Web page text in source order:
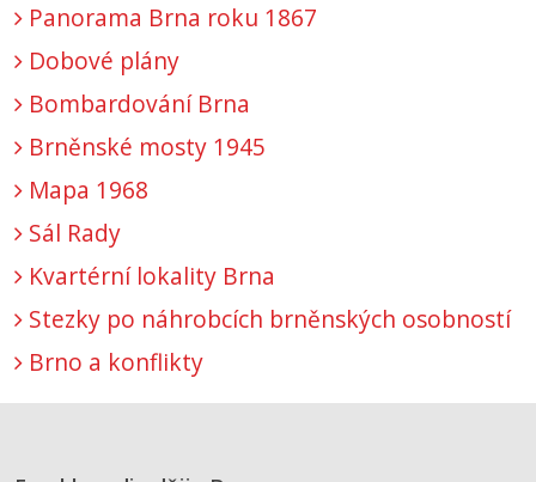
Panorama Brna roku 1867
Dobové plány
Bombardování Brna
Brněnské mosty 1945
Mapa 1968
Sál Rady
Kvartérní lokality Brna
Stezky po náhrobcích brněnských osobností
Brno a konflikty